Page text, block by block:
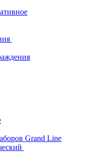
Grand Line